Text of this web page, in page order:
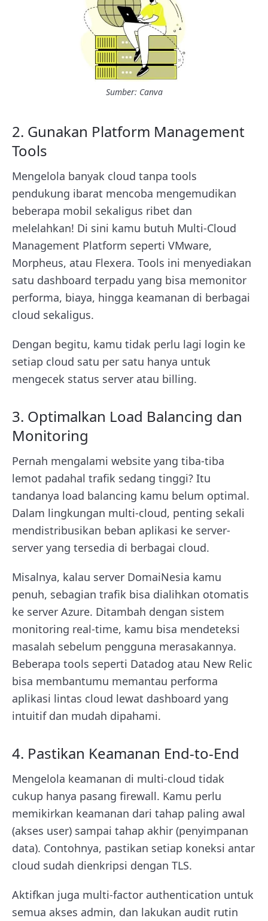
Sumber: Canva
2. Gunakan Platform Management
Tools
Mengelola banyak cloud tanpa tools
pendukung ibarat mencoba mengemudikan
beberapa mobil sekaligus ribet dan
melelahkan! Di sini kamu butuh Multi-Cloud
Management Platform seperti VMware,
Morpheus, atau Flexera. Tools ini menyediakan
satu dashboard terpadu yang bisa memonitor
performa, biaya, hingga keamanan di berbagai
cloud sekaligus.
Dengan begitu, kamu tidak perlu lagi login ke
setiap cloud satu per satu hanya untuk
mengecek status server atau billing.
3. Optimalkan Load Balancing dan
Monitoring
Pernah mengalami website yang tiba-tiba
lemot padahal trafik sedang tinggi? Itu
tandanya load balancing kamu belum optimal.
Dalam lingkungan multi-cloud, penting sekali
mendistribusikan beban aplikasi ke server-
server yang tersedia di berbagai cloud.
Misalnya, kalau server DomaiNesia kamu
penuh, sebagian trafik bisa dialihkan otomatis
ke server Azure. Ditambah dengan sistem
monitoring real-time, kamu bisa mendeteksi
masalah sebelum pengguna merasakannya.
Beberapa tools seperti Datadog atau New Relic
bisa membantumu memantau performa
aplikasi lintas cloud lewat dashboard yang
intuitif dan mudah dipahami.
4. Pastikan Keamanan End-to-End
Mengelola keamanan di multi-cloud tidak
cukup hanya pasang firewall. Kamu perlu
memikirkan keamanan dari tahap paling awal
(akses user) sampai tahap akhir (penyimpanan
data). Contohnya, pastikan setiap koneksi antar
cloud sudah dienkripsi dengan TLS.
Aktifkan juga multi-factor authentication untuk
semua akses admin, dan lakukan audit rutin